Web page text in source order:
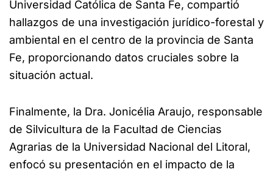
Universidad Católica de Santa Fe, compartió
hallazgos de una investigación jurídico-forestal y
ambiental en el centro de la provincia de Santa
Fe, proporcionando datos cruciales sobre la
situación actual.
Finalmente, la Dra. Jonicélia Araujo, responsable
de Silvicultura de la Facultad de Ciencias
Agrarias de la Universidad Nacional del Litoral,
enfocó su presentación en el impacto de la